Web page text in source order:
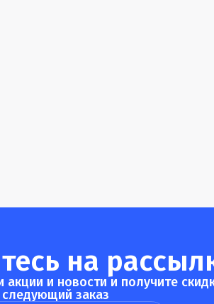
на
и новости и получите
следующий заказ